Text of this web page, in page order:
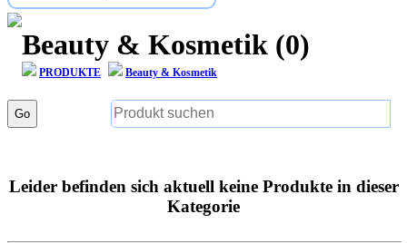
Beauty & Kosmetik (0)
PRODUKTE Beauty & Kosmetik
Go
Leider befinden sich aktuell keine Produkte in dieser
Kategorie